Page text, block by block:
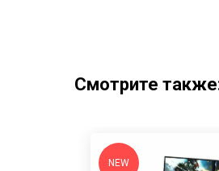
Смотрите
NEW